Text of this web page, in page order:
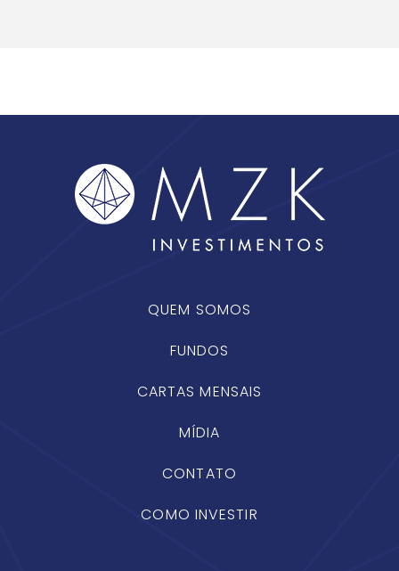
QUEM SOMOS
FUNDOS
CARTAS MENSAIS
MÍDIA
CONTATO
COMO INVESTIR